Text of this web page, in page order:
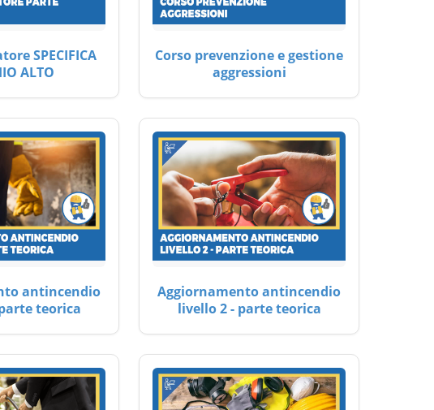
SPECIFICA
ALTO
Corso prevenzione e gestione
aggressioni
antincendio
teorica
Aggiornamento antincendio
livello 2 - parte teorica